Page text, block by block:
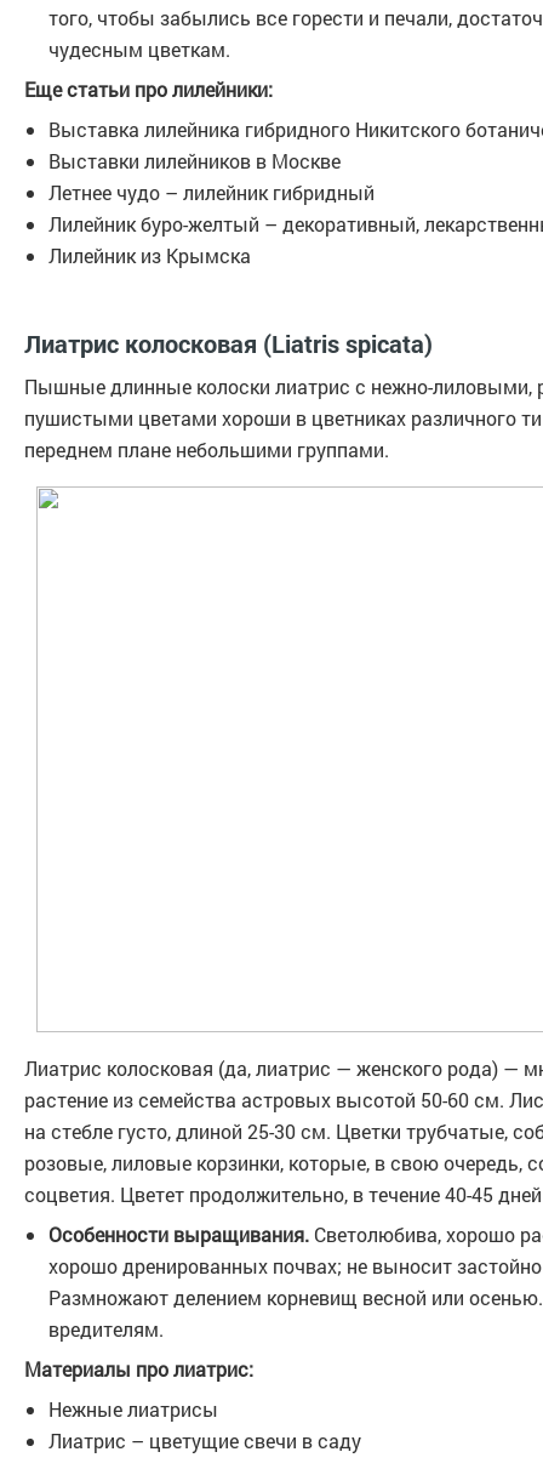
того, чтобы забылись все горести и печали,
чудесным цветкам.
Еще статьи про лилейники:
Выставка лилейника гибридного Никитского
Выставки лилейников в Москве
Летнее чудо – лилейник гибридный
Лилейник буро-желтый – декоративный,
Лилейник из Крымска
Лиатрис колосковая (Liatris spicata)
Пышные длинные колоски лиатрис с нежно-
пушистыми цветами хороши в цветниках различного
переднем плане небольшими группами.
Лиатрис колосковая (да, лиатрис — женского рода) —
растение из семейства астровых высотой 50-60 см.
на стебле густо, длиной 25-30 см. Цветки трубчатые,
розовые, лиловые корзинки, которые, в свою очередь,
соцветия. Цветет продолжительно, в течение 40-45
Особенности выращивания. Светолюбива, хорошо
хорошо дренированных почвах; не выносит
Размножают делением корневищ весной или
вредителям.
Материалы про лиатрис:
Нежные лиатрисы
Лиатрис – цветущие свечи в саду